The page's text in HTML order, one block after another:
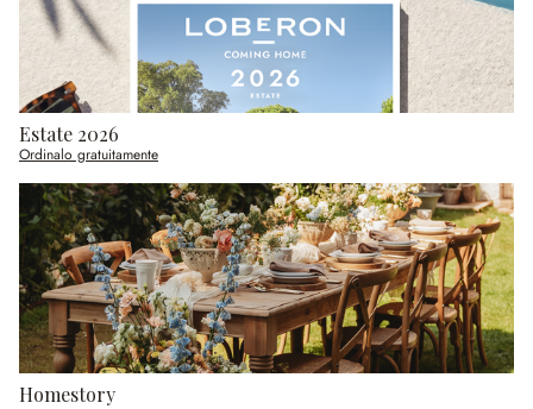
Estate 2026
Ordinalo gratuitamente
Homestory